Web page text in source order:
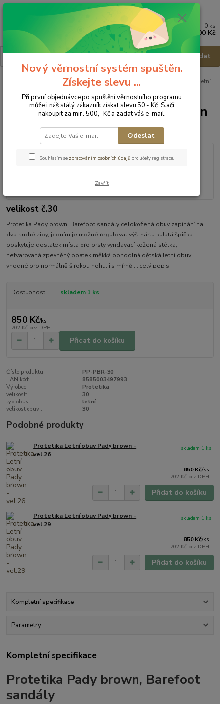
Hledat
0 ks
0,00 Kč
Obuv letní Obuv letní - vel.30
Protetika Letní
Protetika Letní obuv Pady brown
- vel.30
velikost č.30
Protetika Pady brown, Barefoot sandály celokožená obuv zapínání na
dva suché zipy, jedním je možné regulovat výši nártu kulatá špička
poskytuje dostatek místa pro prsty vyndavací kožená stélka,
netvarovaná zpevněný opatek měkká pohodlná dětská letní obuv
vhodné pro normálně širokou nohu, i s mírně ... celý popis
Dostupnost skladem 1 ks
850 Kč/ks
702 Kč bez DPH
Přidat do košíku
Číslo produktu:
PP-PBR-30
EAN kód:
8585003497993
Výrobce:
Protetika
velikost:
30
typ obuvi:
letní
velikost obuvi:
30
Podobné produkty
Protetika Letní obuv Pady brown -
vel.26
850 Kč/ks
702 Kč bez DPH
skladem 1 ks
Přidat do košíku
Protetika Letní obuv Pady brown -
vel.29
850 Kč/ks
702 Kč bez DPH
skladem 1 ks
Přidat do košíku
Kompletní specifikace
Parametry
Kompletní specifikace
Protetika Pady brown, Barefoot
sandály
Nový věrnostní systém spuštěn.
Získejte slevu ...
Při první objednávce po spuštění věrnostního programu
může i náš stálý zákazník získat slevu 50,- Kč. Stačí
nakoupit za min. 500,- Kč a zadat váš e-mail.
Odeslat
Souhlasím se zpracováním osobních údajů pro účely registrace.
Zavřít